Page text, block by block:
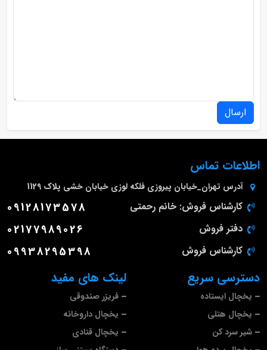
ارسال
لینک های مفید
فریزر صندوقی
یخچال داروخانه
یخچال قنادی
دسترسی سریع
یخچال ایستاده
یخچال هتلی
شیر سرد کن
اطلاعات تماس
آدرس تهران_خیابان پیروزی فلکه لوزی خیابان خشی پلاک 1129
کارشناس فروش: خانم رحمتی 09128173578
دفتر فروش 02177989026
کارشناس فروش 09938295398